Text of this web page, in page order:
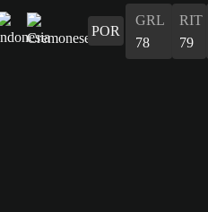
POR
GRL
78
RIT
79